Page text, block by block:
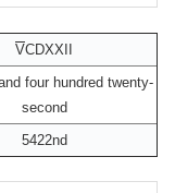
VCDXXII
four hundred twenty-
second
5422nd